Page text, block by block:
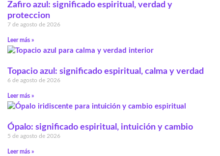
Zafiro azul: significado espiritual, verdad y
proteccion
7 de agosto de 2026
Leer más »
Topacio azul: significado espiritual, calma y verdad
6 de agosto de 2026
Leer más »
Ópalo: significado espiritual, intuición y cambio
5 de agosto de 2026
Leer más »